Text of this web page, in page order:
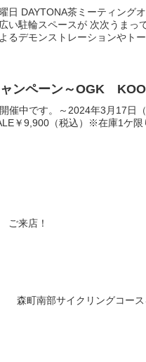
日 DAYTONA茶ミーティング
い駐輪スペースが 次次うまっ
るデモンストレーションやトー
ンペーン～OGK
開催中です。～2024年3月17
￥9,900（税込）※在庫1ケ限
ご来店！
森町南部サイクリングコース